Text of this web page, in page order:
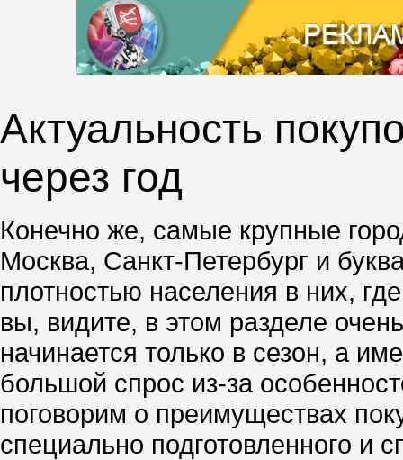
Актуальность
через год
Конечно же, самые крупные
Москва, Санкт-Петербург и
плотностью населения в них,
вы, видите, в этом разделе
начинается только в сезон, а
большой спрос из-за
поговорим о преимуществах
специально подготовленного и